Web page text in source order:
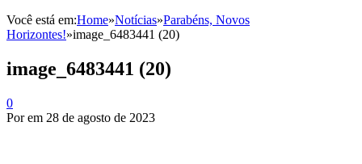
Você está em:Home»Notícias»Parabéns, Novos
Horizontes!»image_6483441 (20)
image_6483441 (20)
0
Porem 28 de agosto de 2023